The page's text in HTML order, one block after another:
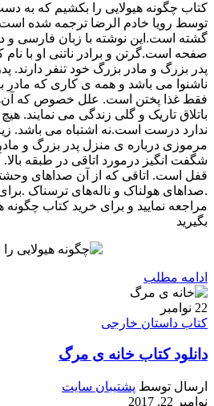
کتاب چگونه هیولایی را بکشیم که به
توسط رویا خادم الرضا ترجمه شده
گشته است.این نوشته با زبان فارسی و
صفحه است.گرتن و برادر ناتنی‌ او با
پدر بزرگ و مادر بزرگ خود تنفر دارند.
ناشنوا می باشد و همه ی کاری که مادر
فقط غذا پختن است. علل خصوص که
باتلاق تاریک و گلی زندگی می نمایند.
ندارد درست است.نه اشتباه می باشد.
مرموزی درباره ی منزل پدر بزرگ و
شگفت انگیز درمورد اتاقی در طبقه
قفل است. اتاقی که از آن صدا‌های
.صداهای هولناک و ناله‌های ترسناک .برای
مراجعه نمایید و برای خرید کتاب چگونه
بگیرید
ادامه مطلب
22 نوامبر
کتاب داستان خارجی
دانلود کتاب خانه ی مرگ
ارسال توسط پشتیبان سایت
نوامبر 22, 2017